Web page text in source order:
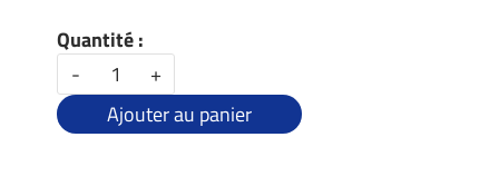
Quantité :
-
+
Ajouter au panier